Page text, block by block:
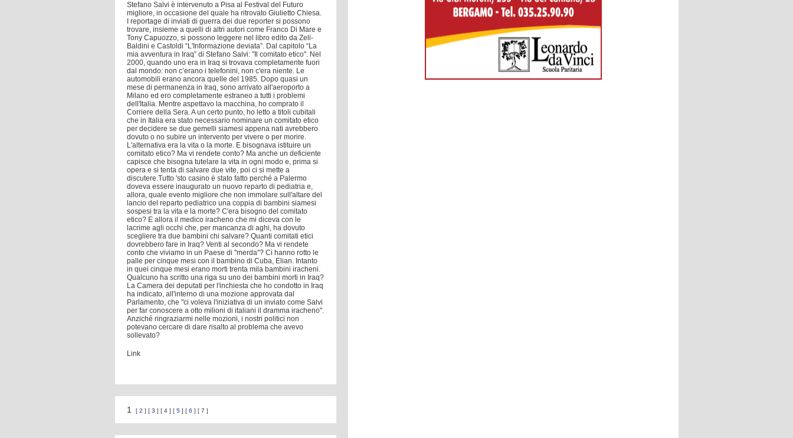
Stefano Salvi è intervenuto a Pisa al Festival del Futuro
migliore, in occasione del quale ha ritrovato Giulietto Chiesa.
I reportage di inviati di guerra dei due reporter si possono
trovare, insieme a quelli di altri autori come Franco Di Mare e
Tony Capuozzo, si possono leggere nel libro edito da Zeli-
Baldini e Castoldi “L'Informazione deviata”. Dal capitolo “La
mia avventura in Iraq” di Stefano Salvi: "Il comitato etico". Nel
2000, quando uno era in Iraq si trovava completamente fuori
dal mondo: non c’erano i telefonini, non c'era niente. Le
automobili erano ancora quelle del 1985. Dopo quasi un
mese di permanenza in Iraq, sono arrivato all'aeroporto a
Milano ed ero completamente estraneo a tutti i problemi
dell'Italia. Mentre aspettavo la macchina, ho comprato il
Corriere della Sera. A un certo punto, ho letto a titoli cubitali
che in Italia era stato necessario nominare un comitato etico
per decidere se due gemelli siamesi appena nati avrebbero
dovuto o no subire un intervento per vivere o per morire.
L'alternativa era la vita o la morte. E bisognava istituire un
comitato etico? Ma vi rendete conto? Ma anche un deficiente
capisce che bisogna tutelare la vita in ogni modo e, prima si
opera e si tenta di salvare due vite, poi ci si mette a
discutere.Tutto 'sto casino è stato fatto perché a Palermo
doveva essere inaugurato un nuovo reparto di pediatria e,
allora, quale evento migliore che non immolare sull'altare del
lancio del reparto pediatrico una coppia di bambini siamesi
sospesi tra la vita e la morte? C'era bisogno del comitato
etico? E allora il medico iracheno che mi diceva con le
lacrime agli occhi che, per mancanza di aghi, ha dovuto
scegliere tra due bambini chi salvare? Quanti comitati etici
dovrebbero fare in Iraq? Venti al secondo? Ma vi rendete
conto che viviamo in un Paese di "merda"? Ci hanno rotto le
palle per cinque mesi con il bambino di Cuba, Elian. Intanto
in quei cinque mesi erano morti trenta mila bambini iracheni.
Qualcuno ha scritto una riga su uno dei bambini morti in Iraq?
La Camera dei deputati per l'inchiesta che ho condotto in Iraq
ha indicato, all'interno di una mozione approvata dal
Parlamento, che "ci voleva l'iniziativa di un inviato come Salvi
per far conoscere a otto milioni di italiani il dramma iracheno".
Anziché ringraziarmi nelle mozioni, i nostri politici non
potevano cercare di dare risalto al problema che avevo
sollevato?
Link
1 [ 2 ] [ 3 ] [ 4] [ 5 ] [ 6 ] [ 7 ]